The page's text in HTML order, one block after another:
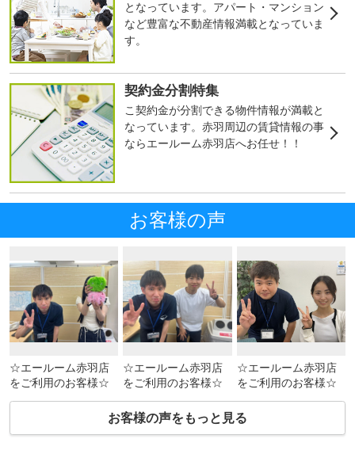
となっています。アパート・マンション
など豊富な不動産情報満載となっていま
す。
契約金分割特集
こ契約金が分割できる物件情報が満載と
なっています。赤羽周辺の賃貸情報の事
ならエールーム赤羽店へお任せ！！
お客様の声
☆エールーム赤羽店
をご利用のお客様☆
☆エールーム赤羽店
をご利用のお客様☆
☆エールーム赤羽店
をご利用のお客様☆
お客様の声をもっと見る